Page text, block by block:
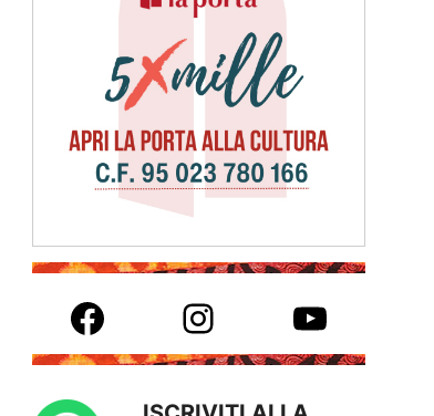
Facebook Instagram YouTube